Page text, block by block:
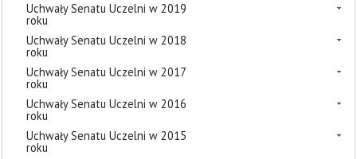
Uchwały Senatu Uczelni w 2019
roku
Uchwały Senatu Uczelni w 2018
roku
Uchwały Senatu Uczelni w 2017
roku
Uchwały Senatu Uczelni w 2016
roku
Uchwały Senatu Uczelni w 2015
roku